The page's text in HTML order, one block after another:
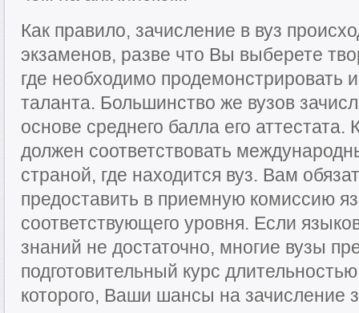
Как правило, зачисление в вуз
экзаменов, разве что Вы выберете
где необходимо продемонстрировать
таланта. Большинство же вузов
основе среднего балла его аттестата.
должен соответствовать
страной, где находится вуз. Вам
предоставить в приемную комиссию
соответствующего уровня. Если
знаний не достаточно, многие вузы
подготовительный курс
которого, Ваши шансы на зачисление